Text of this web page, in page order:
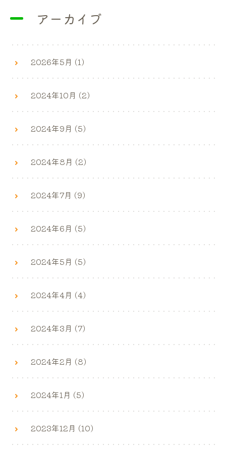
アーカイブ
2026年5月 (1)
2024年10月 (2)
2024年9月 (5)
2024年8月 (2)
2024年7月 (9)
2024年6月 (5)
2024年5月 (5)
2024年4月 (4)
2024年3月 (7)
2024年2月 (8)
2024年1月 (5)
2023年12月 (10)